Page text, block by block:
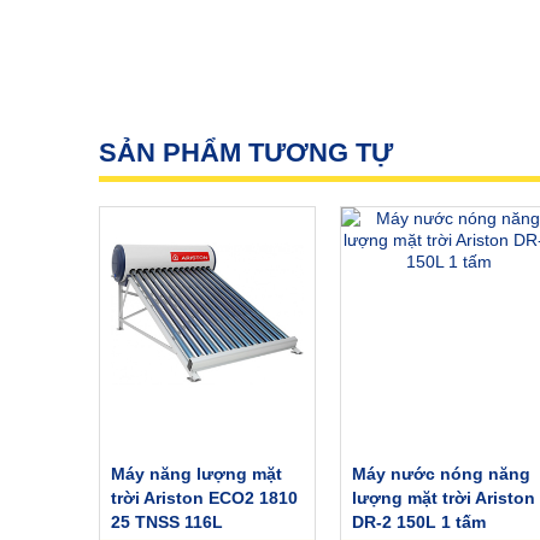
25 TNSS 300L được thiết kế 28 ống
đường kính là 58 mm.
Điểm đặc biệt của sản phẩm này là
trước đây, cụ thể là 3.84m2. Cùng với
đến 1500 W. Diện tích tối thiểu để
ECO2 1828 25 TNSS 300L là 2540 x
công nghệ Ý tại Trung Quốc và có thời
SẢN PHẨM TƯƠNG TỰ
Máy năng lượng mặt
trời Ariston ECO2 1810
25 TNSS 116L
Máy nước nóng năng
lượng mặt trời Ariston
DR-2 150L 1 tấm